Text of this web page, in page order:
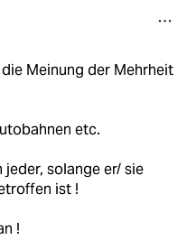
Meinung der Mehrheit
etc.
solange er/ sie
ist !
!